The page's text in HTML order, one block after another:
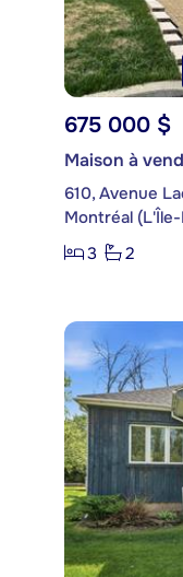
675 000 $
Maison à
610, Avenue
Montréal
3
2